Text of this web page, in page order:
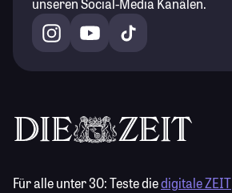
unseren Social-Media Kanälen.
Für alle unter 30:Teste diedigitale ZEIT